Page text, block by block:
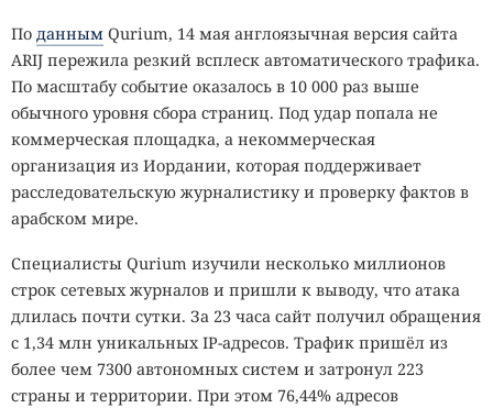
По данным Qurium, 14 мая англоязычная версия сайта
ARIJ пережила резкий всплеск автоматического трафика.
По масштабу событие оказалось в 10 000 раз выше
обычного уровня сбора страниц. Под удар попала не
коммерческая площадка, а некоммерческая
организация из Иордании, которая поддерживает
расследовательскую журналистику и проверку фактов в
арабском мире.
Специалисты Qurium изучили несколько миллионов
строк сетевых журналов и пришли к выводу, что атака
длилась почти сутки. За 23 часа сайт получил обращения
с 1,34 млн уникальных IP-адресов. Трафик пришёл из
более чем 7300 автономных систем и затронул 223
страны и территории. При этом 76,44% адресов